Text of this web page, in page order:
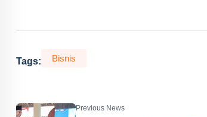
Tags: Bisnis
Previous News